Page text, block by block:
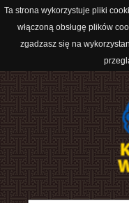
Ta strona wykorzystuje pliki
włączoną obsługę plików
zgadzasz się na